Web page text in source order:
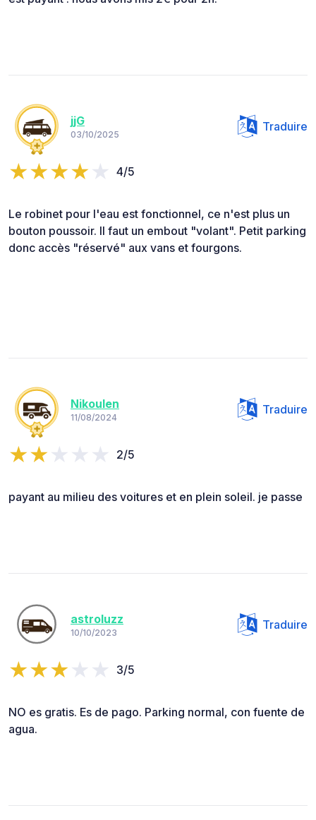
jjG
03/10/2025
Traduire
4/5
Le robinet pour l'eau est fonctionnel, ce n'est plus un
bouton poussoir. Il faut un embout "volant". Petit parking
donc accès "réservé" aux vans et fourgons.
Nikoulen
11/08/2024
Traduire
2/5
payant au milieu des voitures et en plein soleil. je passe
astroluzz
10/10/2023
Traduire
3/5
NO es gratis. Es de pago. Parking normal, con fuente de
agua.